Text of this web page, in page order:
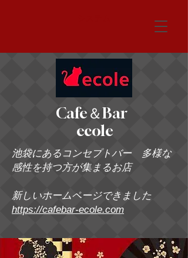
Cafe＆Bar
ecole
池袋にあるコンセプトバー 多様な
感性を持つ方が集まるお店
新しいホームページできました
https://cafebar-ecole.com